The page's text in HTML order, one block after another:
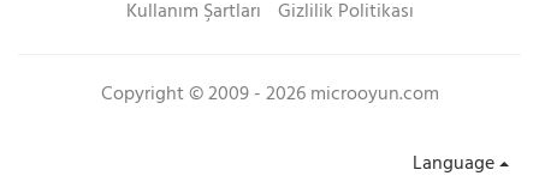
Kullanım Şartları Gizlilik Politikası
Copyright © 2009 - 2026 microoyun.com
Language